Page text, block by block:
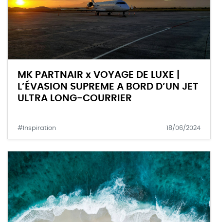
MK PARTNAIR x VOYAGE DE LUXE |
L’ÉVASION SUPREME A BORD D’UN JET
ULTRA LONG-COURRIER
#Inspiration 18/06/2024